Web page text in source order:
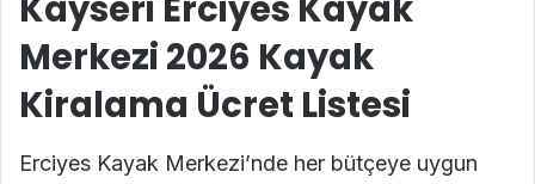
Merkezi 2026 Kayak
Kiralama Ücret Listesi
Erciyes Kayak Merkezi’nde her bütçeye uygun